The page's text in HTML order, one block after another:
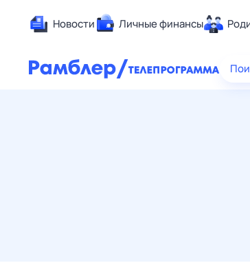
Новости Личные финансы